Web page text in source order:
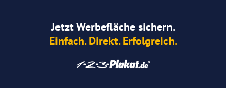
Jetzt Werbefläche sichern.
Einfach. Direkt. Erfolgreich.